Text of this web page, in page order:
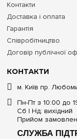
КОНТАКТИ
м. Київ пр.
Пн-Пт з 10:00 до
Сб | Нд: вихідний
Прийом
СЛУЖБА
Контакти
Доставка і оплата
Гарантія
Співробітництво
Договір публічної